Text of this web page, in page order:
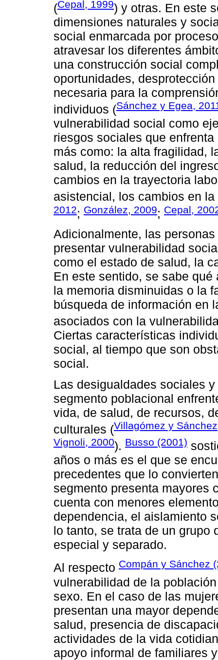
(Cepal, 1999) y otras. En este
dimensiones naturales y
social enmarcada por
atravesar los diferentes
una construcción social
oportunidades,
necesaria para la
individuos (Sánchez y Egea,
vulnerabilidad social como
riesgos sociales que
más como: la alta fragilidad,
salud, la reducción del
cambios en la trayectoria
asistencial, los cambios en
2012; González, 2009; Cepal,
Adicionalmente, las
presentar vulnerabilidad
como el estado de salud, la
En este sentido, se sabe
la memoria disminuidas o la
búsqueda de información en
asociados con la
Ciertas características
social, al tiempo que son
social.
Las desigualdades sociales
segmento poblacional
vida, de salud, de recursos,
culturales (Villagómez y
Vignoli, 2000). Busso (2001)
años o más es el que se
precedentes que lo
segmento presenta mayores
cuenta con menores
dependencia, el aislamiento
lo tanto, se trata de un grupo
especial y separado.
Al respecto Compán y Sánchez
vulnerabilidad de la
sexo. En el caso de las
presentan una mayor
salud, presencia de
actividades de la vida
apoyo informal de familiares